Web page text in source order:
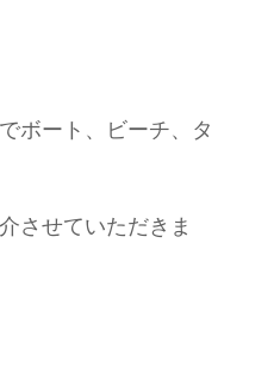
ボート、ビーチ、タ
させていただきま